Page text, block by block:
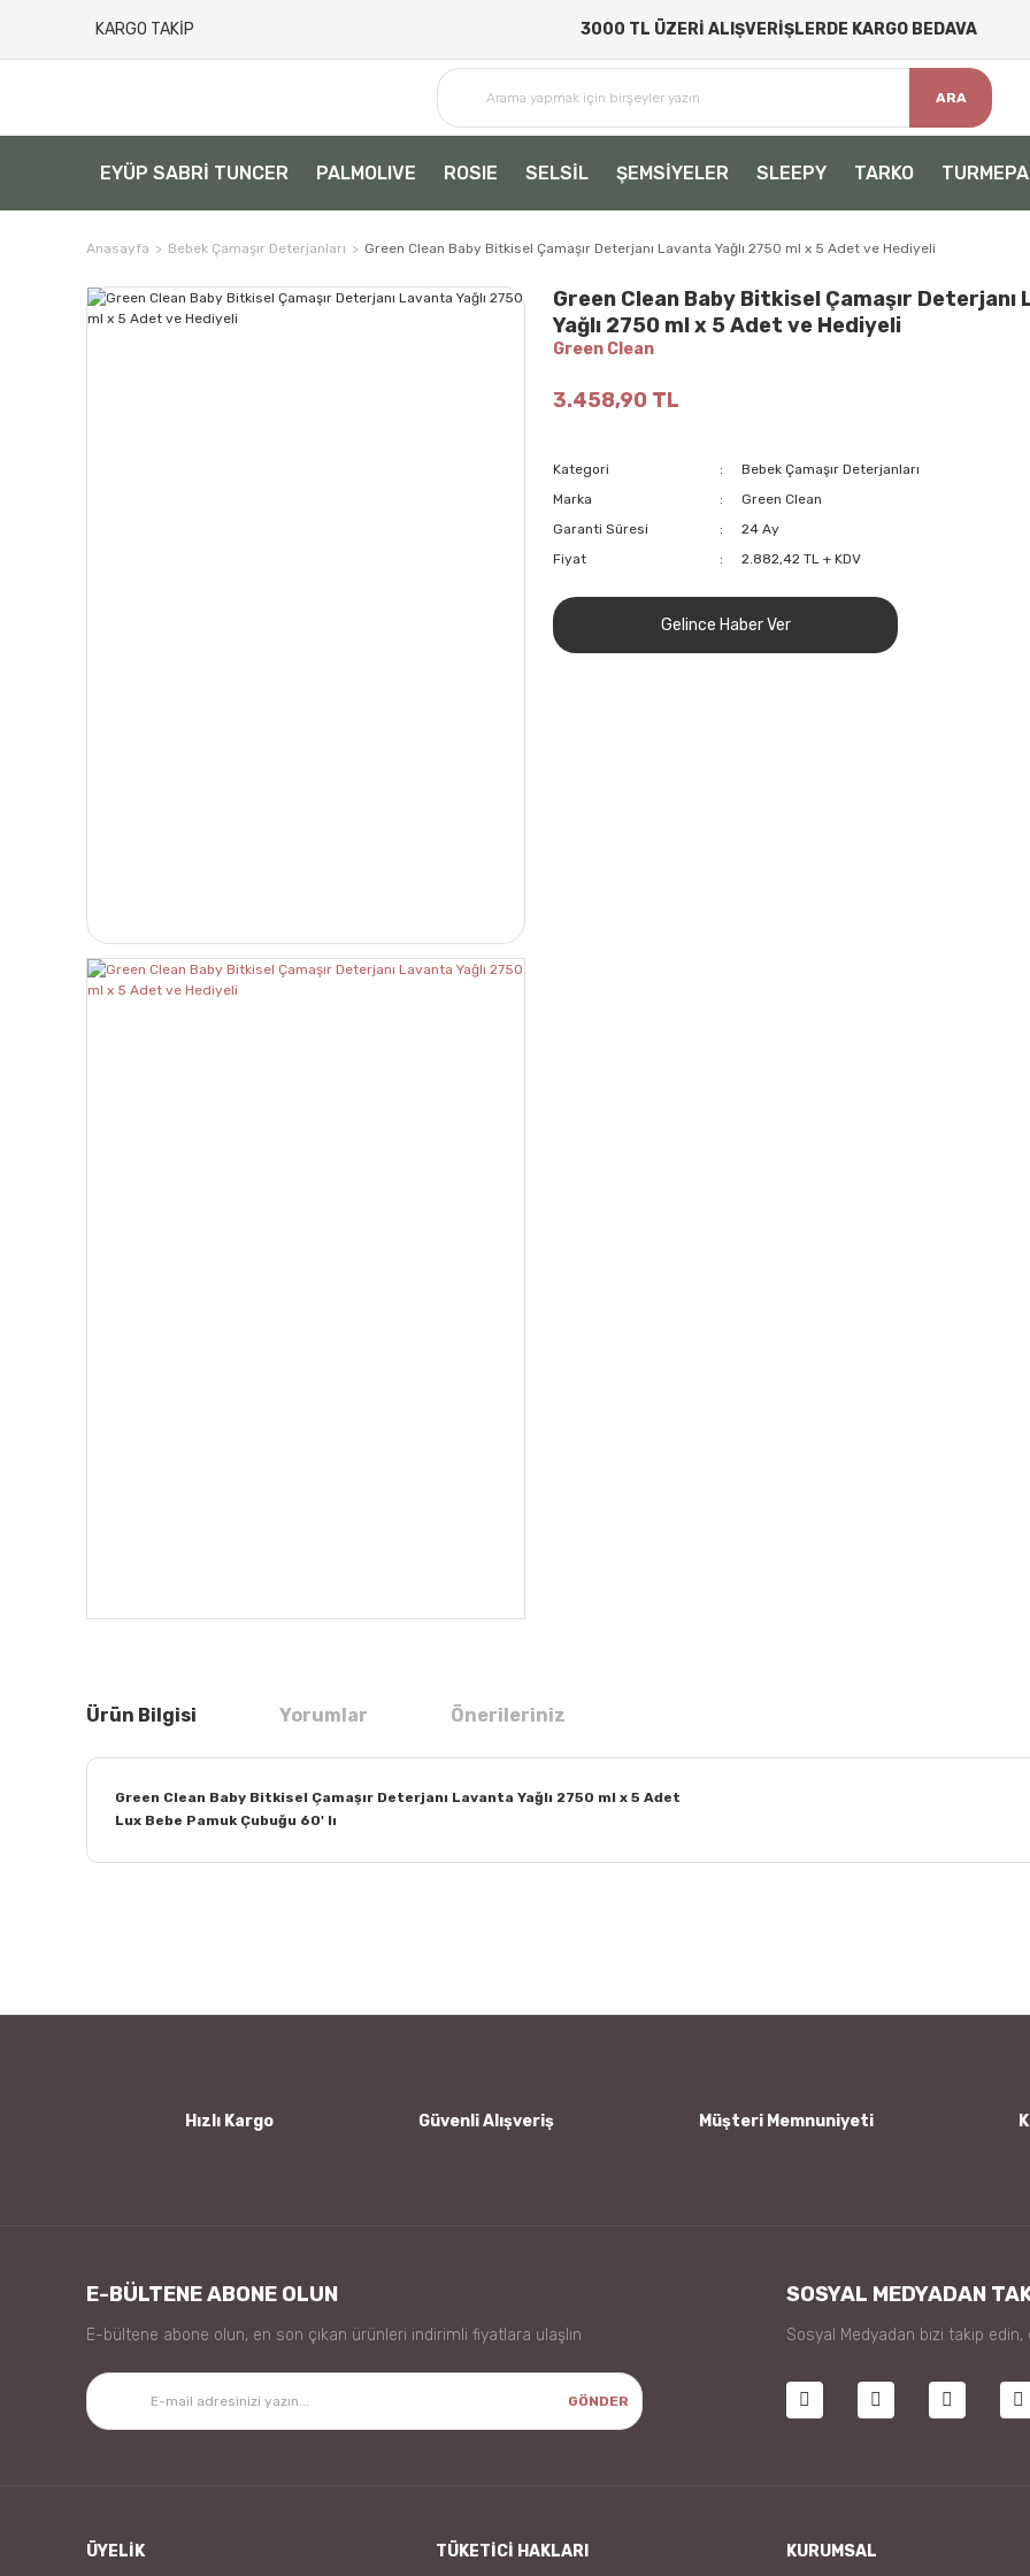
KARGO TAKİP 3000 TL ÜZERİ ALIŞVERİŞLERDE KARGO BEDAVA
ARA
EYÜP SABRİ TUNCER PALMOLIVE ROSIE SELSİL ŞEMSİYELER SLEEPY TARKO TURMEPA
Anasayfa Bebek Çamaşır Deterjanları Green Clean Baby Bitkisel Çamaşır Deterjanı Lavanta Yağlı 2750 ml x 5 Adet ve Hediyeli
Green Clean Baby Bitkisel Çamaşır Deterjanı
Yağlı 2750 ml x 5 Adet ve Hediyeli
Green Clean
3.458,90 TL
Kategori
Bebek Çamaşır Deterjanları
Marka
Green Clean
Garanti Süresi
24 Ay
Fiyat
2.882,42 TL + KDV
Gelince Haber Ver
Ürün Bilgisi Yorumlar Önerileriniz
Green Clean Baby Bitkisel Çamaşır Deterjanı Lavanta Yağlı 2750 ml x 5 Adet
Lux Bebe Pamuk Çubuğu 60' lı
Hızlı Kargo Güvenli Alışveriş Müşteri Memnuniyeti
E-BÜLTENE ABONE OLUN
E-bültene abone olun, en son çıkan ürünleri indirimli fiyatlara ulaşlın
GÖNDER
SOSYAL MEDYADAN
Sosyal Medyadan bizi takip edin,
ÜYELİK TÜKETİCİ HAKLARI KURUMSAL